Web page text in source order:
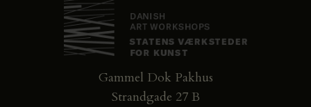
Gammel Dok Pakhus
Strandgade 27 B